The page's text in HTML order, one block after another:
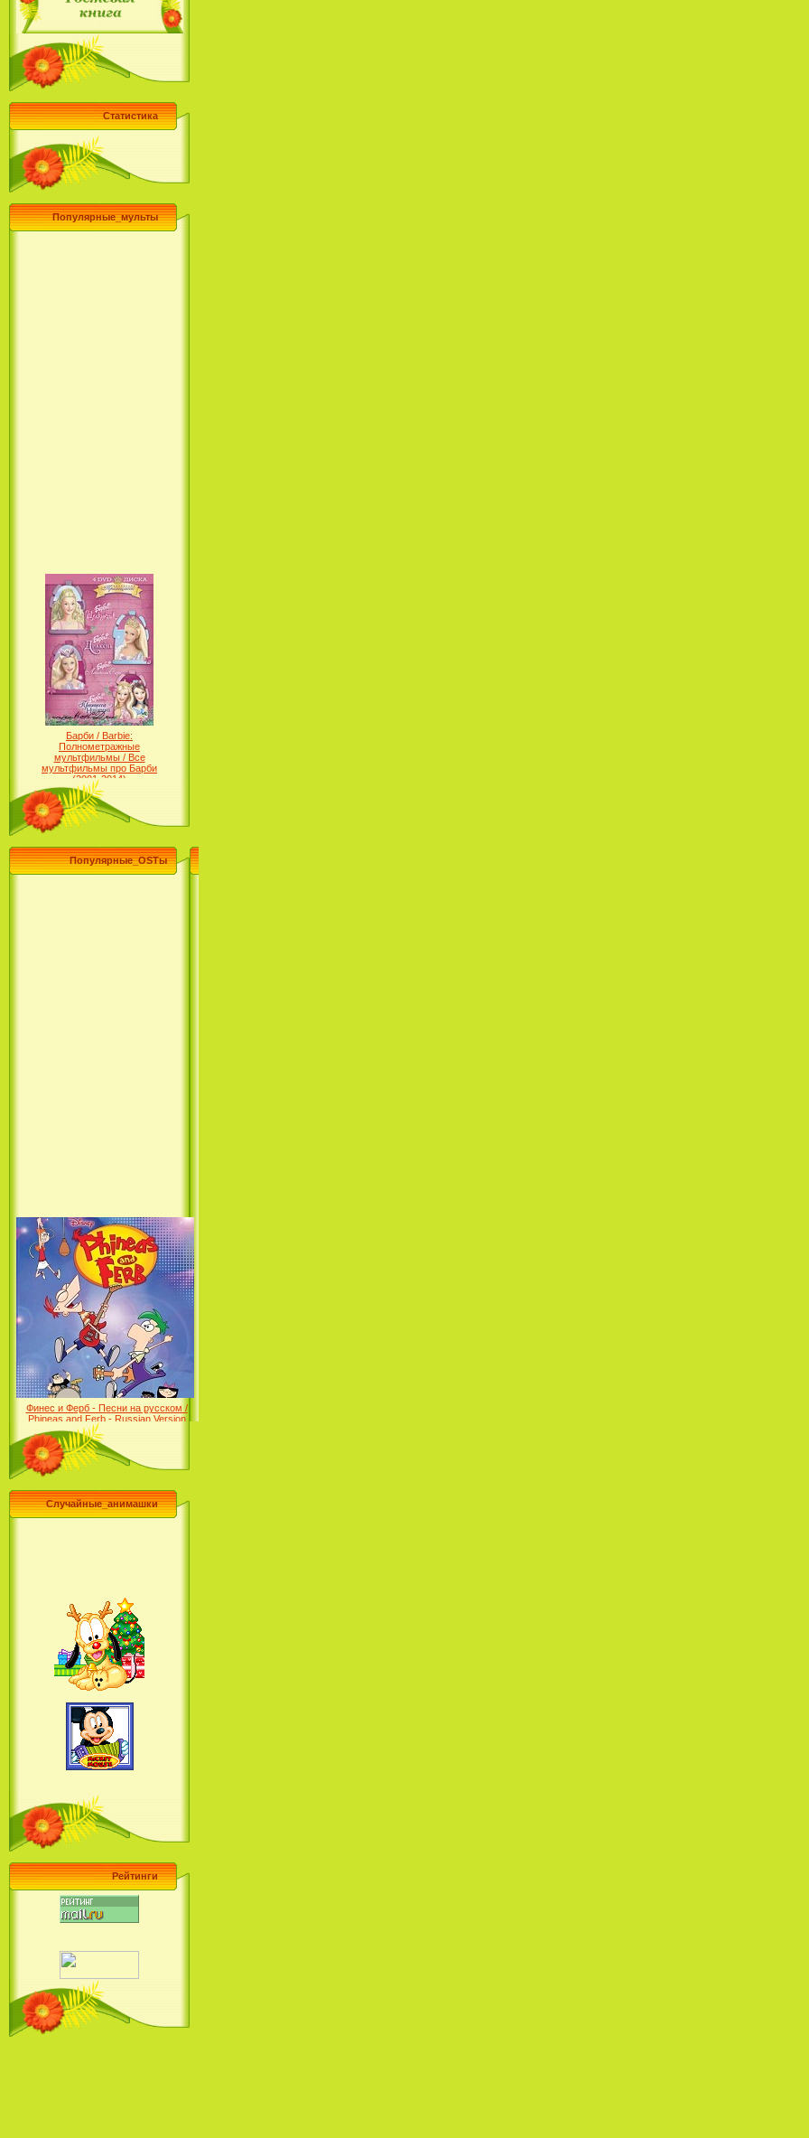
Статистика
Популярные_мульты
Барби / Barbie:
Полнометражные
мультфильмы / Все
мультфильмы про Барби
(2001-2014)
Фархат: Принц Персии /
Farhat: The Prince of the
Desert (сериал) (2004)
Лило и Стич: Сериал (2
Русалочка: Начало истории
Ариэль / The Little Mermaid:
Ariel's Beginning (2008)
Наша Маша и Волшебный
Популярные_OSTы
Финес и Ферб - Песни на русском /
Phineas and Ferb - Russian Version
(2009-2011)
Лучшее песни из мультфильмов
Диснея / Best Of Disney [Star Edition]
(1999)
Барби поет! Коллекция песен
кинопринцесс / Barbie Sings! The
Princess Movie Song Collection (2004)
Случайные_анимашки
Рейтинги